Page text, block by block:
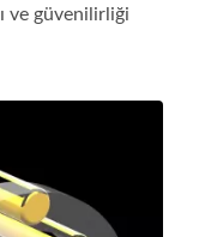
ve güvenilirliği